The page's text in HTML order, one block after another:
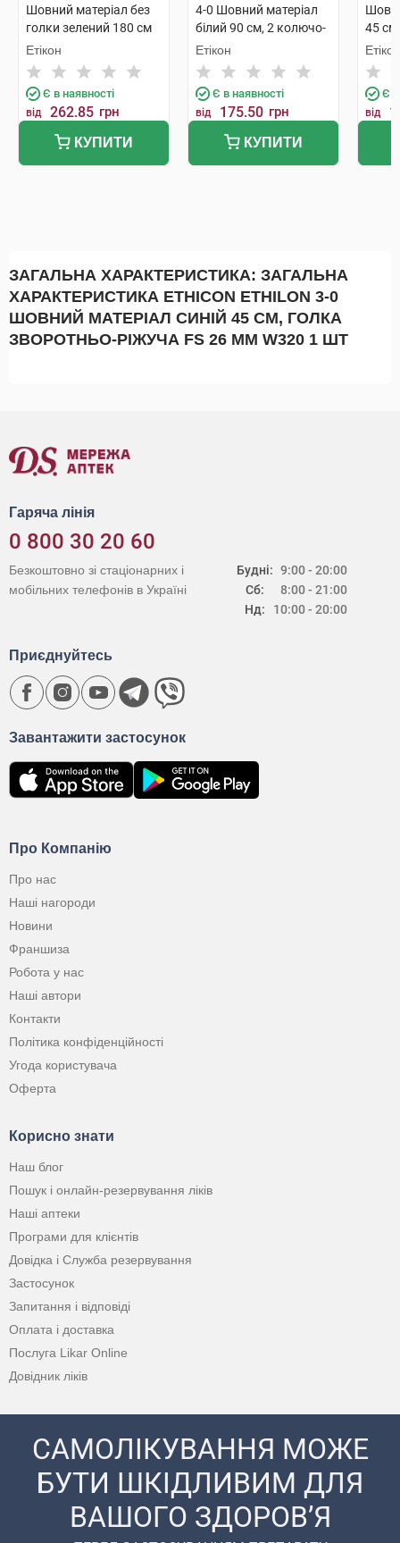
Шовний матеріал без
голки зелений 180 см
W6155 1 шт
Етікон
Є в наявності
від 262.85 грн
КУПИТИ
4-0 Шовний матеріал
білий 90 см, 2 колючо-
ріжучі голки 17 мм 3/8
кола W6915 1 шт
Етікон
Є в наявності
від 175.50 грн
КУПИТИ
45
16
Етікон
Є в
від
ЗАГАЛЬНА ХАРАКТЕРИСТИКА: ЗАГАЛЬНА
ХАРАКТЕРИСТИКА ETHICON ETHILON 3-0
ШОВНИЙ МАТЕРІАЛ СИНІЙ 45 СМ, ГОЛКА
ЗВОРОТНЬО-РІЖУЧА FS 26 ММ W320 1 ШТ
Гаряча лінія
0 800 30 20 60
Будні:
Сб:
Нд:
9:00 - 20:00
8:00 - 21:00
10:00 - 20:00
Безкоштовно зі стаціонарних і
мобільних телефонів в Україні
Про Компанію
Про нас
Наші нагороди
Новини
Франшиза
Робота у нас
Наші автори
Контакти
Політика конфіденційності
Угода користувача
Оферта
Корисно знати
Наш блог
Пошук і онлайн-резервування ліків
Наші аптеки
Програми для клієнтів
Довідка і Служба резервування
Застосунок
Запитання і відповіді
Оплата і доставка
Послуга Likar Online
Довідник ліків
Завантажити застосунок
Приєднуйтесь
САМОЛІКУВАННЯ МОЖЕ
БУТИ ШКІДЛИВИМ ДЛЯ
ВАШОГО ЗДОРОВ’Я